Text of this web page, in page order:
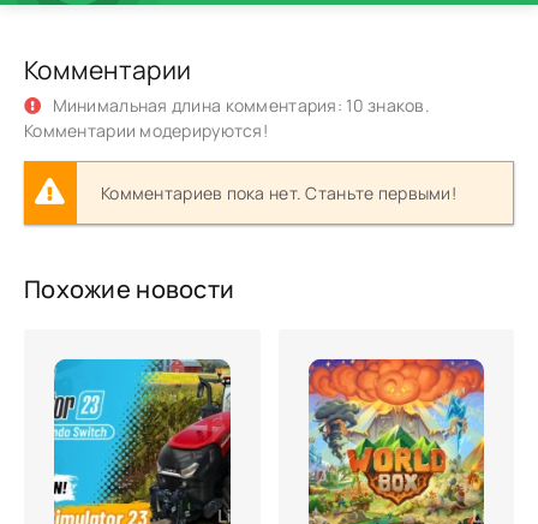
Комментарии
Минимальная длина комментария: 10 знаков.
Комментарии модерируются!
Комментариев пока нет. Станьте первыми!
Похожие новости